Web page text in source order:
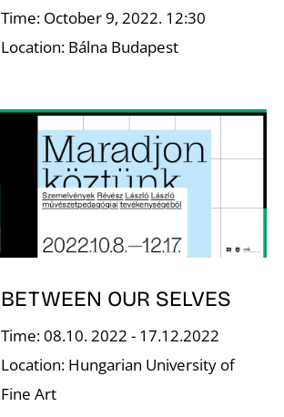
Time: October 9, 2022. 12:30
Location: Bálna Budapest
BETWEEN OUR SELVES
Time: 08.10. 2022 - 17.12.2022
Location: Hungarian University of
Fine Art